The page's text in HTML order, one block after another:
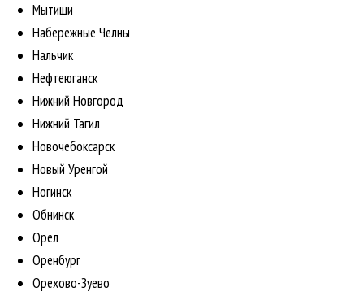
Мытищи
Набережные Челны
Нальчик
Нефтеюганск
Нижний Новгород
Нижний Тагил
Новочебоксарск
Новый Уренгой
Ногинск
Обнинск
Орел
Оренбург
Орехово-Зуево